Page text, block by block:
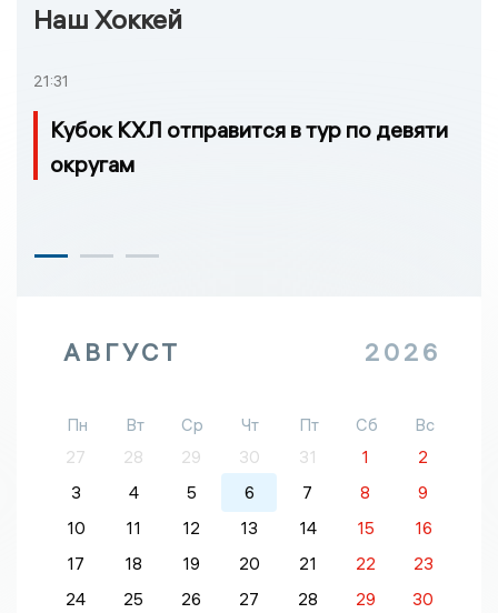
Наш Хоккей
21:31
Кубок КХЛ отправится в тур по девяти
округам
АВГУСТ 2026
Пн Вт Ср Чт Пт Сб
Вс
27
28 29 30 31 1
2
3
4 5 6 7 8
9
10
11 12 13 14 15
16
17
18 19 20 21 22
23
24
25 26 27 28 29
30